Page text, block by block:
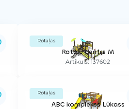
Rotaļas
Rotaļu centrs M
Artikuls: 137602
Rotaļas
ABC komplekss Lūkass